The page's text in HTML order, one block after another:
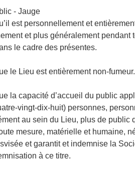
- Jauge
est personnellement et
et plus généralement pendant
le cadre des présentes.
le Lieu est entièrement non-fumeur.
la capacité d’accueil du public
vingt-dix-huit) personnes,
au sein du Lieu, plus de public
mesure, matérielle et humaine,
et garantit et indemnise la
à ce titre.